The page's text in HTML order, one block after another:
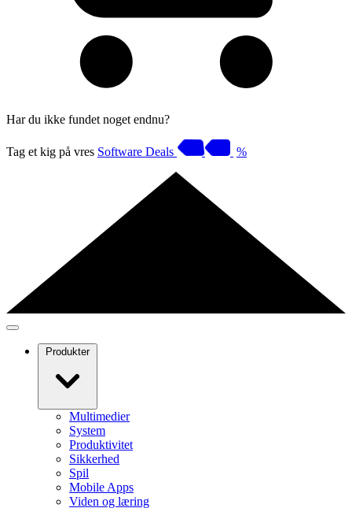
Har du ikke fundet noget endnu?
Tag et kig på vres Software Deals %
Produkter
Multimedier
System
Produktivitet
Sikkerhed
Spil
Mobile Apps
Viden og læring